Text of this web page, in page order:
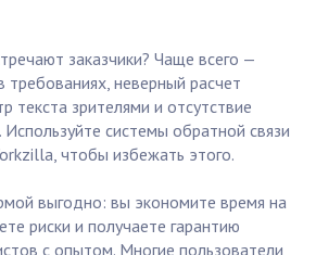
заказчики? Чаще всего —
требованиях, неверный расчет
текста зрителями и отсутствие
Используйте системы обратной связи
чтобы избежать этого.
выгодно: вы экономите время на
риски и получаете гарантию
с опытом. Многие пользователи